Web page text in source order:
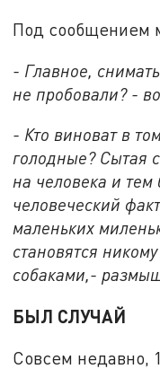
Под сообщением
- Главное,
не пробовали? -
- Кто виноват в
голодные? Сытая
на человека и
человеческий
маленьких
становятся
собаками,-
БЫЛ СЛУЧАЙ
Совсем недавно,